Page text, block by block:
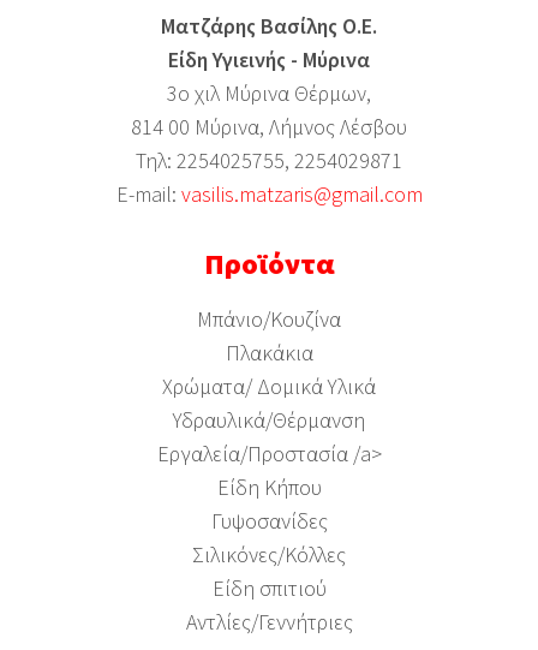
Ματζάρης Βασίλης Ο.Ε.
Είδη Υγιεινής - Μύρινα
3ο χιλ Μύρινα Θέρμων,
814 00 Μύρινα, Λήμνος Λέσβου
Τηλ: 2254025755, 2254029871
Ε-mail: vasilis.matzaris@gmail.com
Προϊόντα
Μπάνιο/Κουζίνα
Πλακάκια
Χρώματα/ Δομικά Υλικά
Υδραυλικά/Θέρμανση
Εργαλεία/Προστασία /a>
Είδη Κήπου
Γυψοσανίδες
Σιλικόνες/Κόλλες
Είδη σπιτιού
Αντλίες/Γεννήτριες